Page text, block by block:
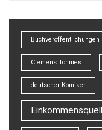
Buchveröffentlichungen
Clemens Tönnies
deutscher Komiker